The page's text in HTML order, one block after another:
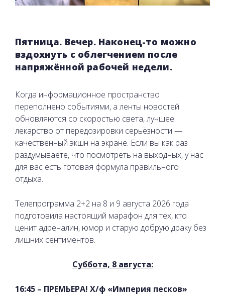
Пятница. Вечер. Наконец-то можно
вздохнуть с облегчением после
напряжённой рабочей недели.
Когда информационное пространство
переполнено событиями, а ленты новостей
обновляются со скоростью света, лучшее
лекарство от передозировки серьёзности —
качественный экшн на экране. Если вы как раз
раздумываете, что посмотреть на выходных, у нас
для вас есть готовая формула правильного
отдыха.
Телепрограмма 2+2 на 8 и 9 августа 2026 года
подготовила настоящий марафон для тех, кто
ценит адреналин, юмор и старую добрую драку без
лишних сентиментов.
Суббота, 8 августа:
16:45 – ПРЕМЬЕРА! Х/ф «Империя песков»